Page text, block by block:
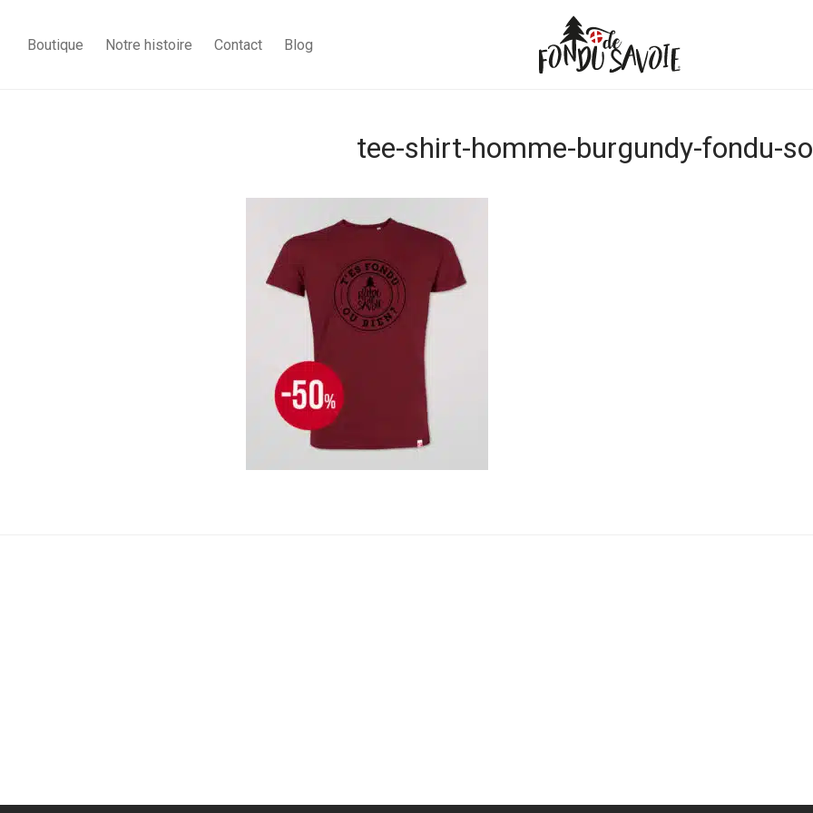
Boutique Notre histoire Contact Blog
tee-shirt-homme-burgundy-fondu-